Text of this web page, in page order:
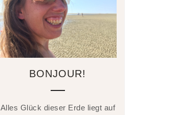
BONJOUR!
Alles Glück dieser Erde liegt auf